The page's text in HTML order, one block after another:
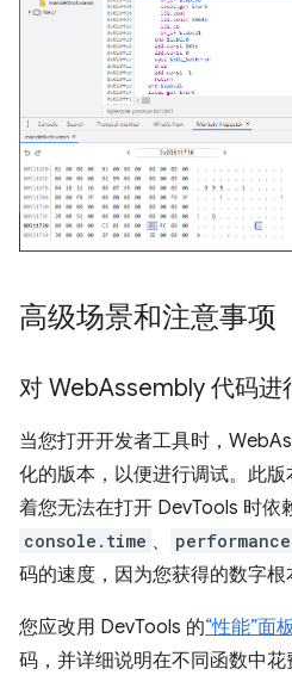
高级场景和注意事项
对 WebAssembly 代码进
当您打开开发者工具时，
化的版本，以便进行调试。此
着您无法在打开 DevTools 时依
console.time 、
码的速度，因为您获得的数字根
您应改用 DevTools 的“性能”面
码，并详细说明在不同函数中花